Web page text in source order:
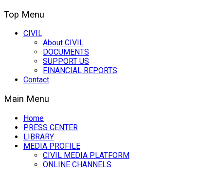
Top Menu
CIVIL
About CIVIL
DOCUMENTS
SUPPORT US
FINANCIAL REPORTS
Contact
Main Menu
Home
PRESS CENTER
LIBRARY
MEDIA PROFILE
CIVIL MEDIA PLATFORM
ONLINE CHANNELS